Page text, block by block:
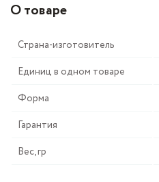
О товаре
Страна-изготовитель
Единиц в одном товаре
Форма
Гарантия
Вес, гр